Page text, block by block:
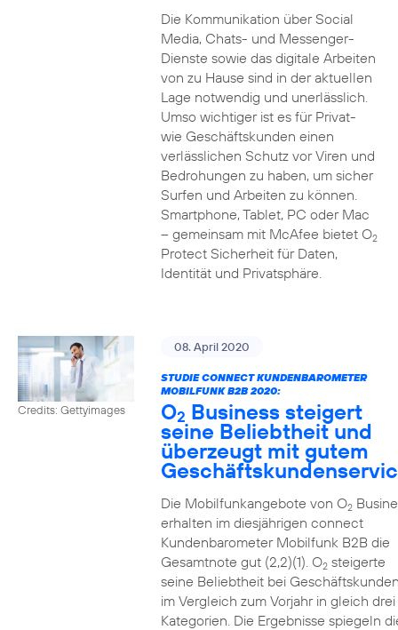
Die Kommunikation über Social
Media, Chats- und Messenger-
Dienste sowie das digitale Arbeiten
von zu Hause sind in der aktuellen
Lage notwendig und unerlässlich.
Umso wichtiger ist es für Privat-
wie Geschäftskunden einen
verlässlichen Schutz vor Viren und
Bedrohungen zu haben, um sicher
Surfen und Arbeiten zu können.
Smartphone, Tablet, PC oder Mac
– gemeinsam mit McAfee bietet O2
Protect Sicherheit für Daten,
Identität und Privatsphäre.
Credits: Gettyimages
08. April 2020
STUDIE CONNECT KUNDENBAROMETER
MOBILFUNK B2B 2020:
O2 Business steigert
seine Beliebtheit und
überzeugt mit gutem
Die Mobilfunkangebote von O2
erhalten im diesjährigen connect
Kundenbarometer Mobilfunk B2B die
Gesamtnote gut (2,2)(1). O2steigerte
seine Beliebtheit bei
im Vergleich zum Vorjahr in gleich drei
Kategorien. Die Ergebnisse spiegeln